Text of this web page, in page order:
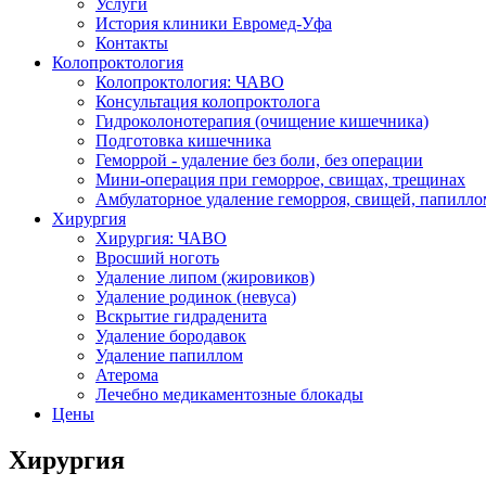
Услуги
История клиники Евромед-Уфа
Контакты
Колопроктология
Колопроктология: ЧАВО
Консультация колопроктолога
Гидроколонотерапия (очищение кишечника)
Подготовка кишечника
Геморрой - удаление без боли, без операции
Мини-операция при геморрое, свищах, трещинах
Амбулаторное удаление геморроя, свищей,
Хирургия
Хирургия: ЧАВО
Вросший ноготь
Удаление липом (жировиков)
Удаление родинок (невуса)
Вскрытие гидраденита
Удаление бородавок
Удаление папиллом
Атерома
Лечебно медикаментозные блокады
Цены
Хирургия